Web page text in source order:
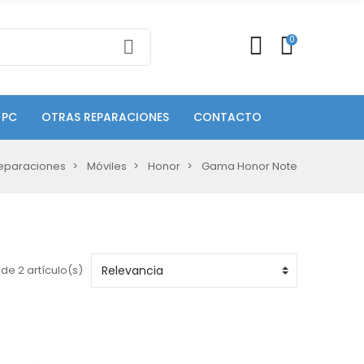
0
OTRAS REPARACIONES CONTACTO
Móviles Honor Gama Honor Note
2 artículo(s)